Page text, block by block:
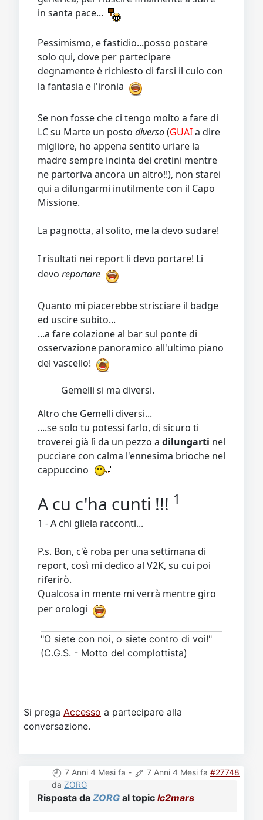
in santa pace...
Pessimismo, e fastidio...posso postare
solo qui, dove per partecipare
degnamente è richiesto di farsi il culo con
la fantasia e l'ironia
Se non fosse che ci tengo molto a fare di
LC su Marte un posto diverso(GUAIa dire
migliore, ho appena sentito urlare la
madre sempre incinta dei cretini mentre
ne partoriva ancora un altro!!), non starei
qui a dilungarmi inutilmente con il Capo
Missione.
La pagnotta, al solito, me la devo sudare!
I risultati nei report li devo portare! Li
devo reportare
Quanto mi piacerebbe strisciare il badge
ed uscire subito...
...a fare colazione al bar sul ponte di
osservazione panoramico all'ultimo piano
del vascello!
Gemelli si ma diversi.
Altro che Gemelli diversi...
....se solo tu potessi farlo, di sicuro ti
troverei già lì da un pezzo a dilungarti nel
pucciare con calma l'ennesima brioche nel
cappuccino
A cu c'ha cunti !!! 1
1 - A chi gliela racconti...
P.s. Bon, c'è roba per una settimana di
report, così mi dedico al V2K, su cui poi
riferirò.
Qualcosa in mente mi verrà mentre giro
per orologi
"O siete con noi, o siete contro di voi!"
(C.G.S. - Motto del complottista)
Si prega Accesso a partecipare alla
conversazione.
7 Anni 4 Mesi fa - 7 Anni 4 Mesi fa #27748
da ZORG
Risposta da ZORG al topic lc2mars